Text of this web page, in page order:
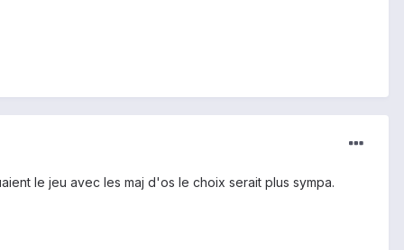
le jeu avec les maj d'os le choix serait plus sympa.